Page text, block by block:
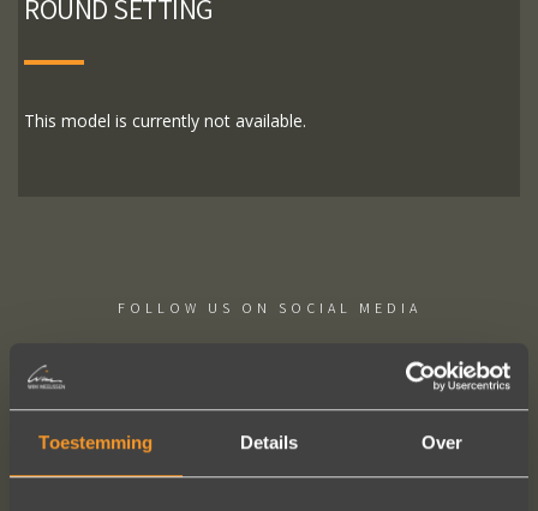
Toestemming Details Over
ROUND SETTING
This model is currently not available.
FOLLOW US ON SOCIAL MEDIA